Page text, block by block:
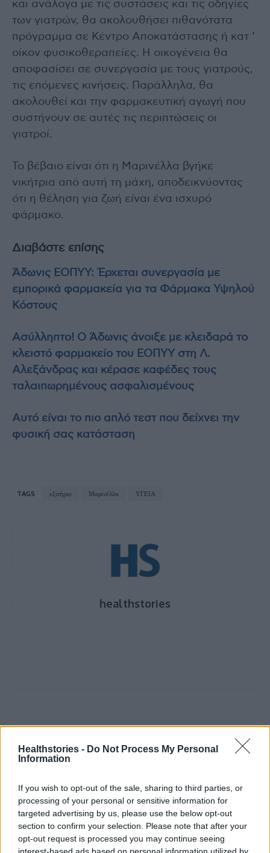
Healthstories - Do Not Process My Personal
Information
If you wish to opt-out of the sale, sharing to third parties, or
processing of your personal or sensitive information for
targeted advertising by us, please use the below opt-out
section to confirm your selection. Please note that after your
opt-out request is processed you may continue seeing
interest-based ads based on personal information utilized by
και ανάλογα με τις συστάσεις και τις οδηγίες
των γιατρών, θα ακολουθήσει πιθανότατα
πρόγραμμα σε Κέντρο Αποκατάστασης ή κατ ‘
οίκον φυσικοθεραπείες. Η οικογένεια θα
αποφασίσει σε συνεργασία με τους γιατρούς,
τις επόμενες κινήσεις. Παράλληλα, θα
ακολουθεί και την φαρμακευτική αγωγή που
συστήνουν σε αυτές τις περιπτώσεις οι
γιατροί.
Το βέβαιο είναι ότι η Μαρινέλλα βγήκε
νικήτρια από αυτή τη μάχη, αποδεικνύοντας
ότι η θέληση για ζωή είναι ένα ισχυρό
φάρμακο.
Διαβάστε επίσης
Άδωνις ΕΟΠΥΥ: Έρχεται συνεργασία με
εμπορικά φαρμακεία για τα Φάρμακα Υψηλού
Κόστους
Ασύλληπτο! Ο Άδωνις άνοιξε με κλειδαρά το
κλειστό φαρμακείο του ΕΟΠΥΥ στη Λ.
Αλεξάνδρας και κέρασε καφέδες τους
ταλαιπωρημένους ασφαλισμένους
Αυτό είναι το πιο απλό τεστ που δείχνει την
φυσική σας κατάσταση
TAGS εξιτήριο Μαρινέλλα ΥΓΕΙΑ
healthstories
Δείτε Ακόμη
Πάνω από 100 μωρά έχουν γεννηθεί
μέσω εξωσωματικής, με την
υποστήριξη...
27 Φεβρουαρίου 2026
Έφυγε από τη ζωή η Δέσποινα Γκίνη του